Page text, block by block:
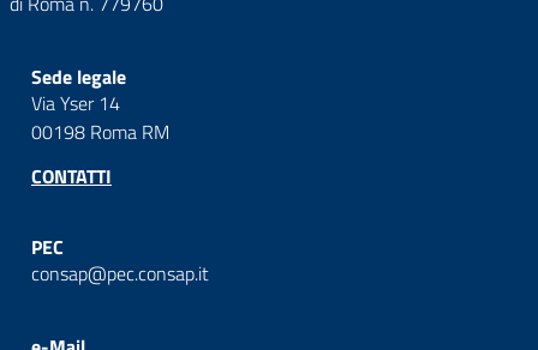
Sede legale
Via Yser 14
00198 Roma RM
CONTATTI
PEC
consap@pec.consap.it